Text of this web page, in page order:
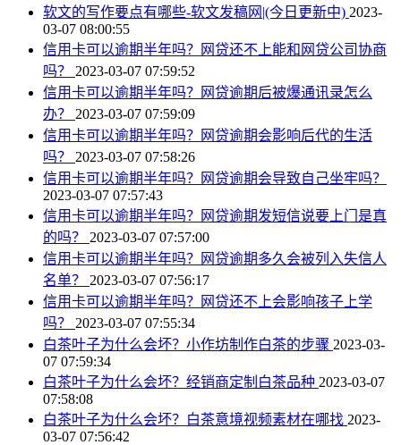
软文的写作要点有哪些-软文发稿网|(今日更新中) 2023-
03-07 08:00:55
信用卡可以逾期半年吗？网贷还不上能和网贷公司协商
吗？ 2023-03-07 07:59:52
信用卡可以逾期半年吗？网贷逾期后被爆通讯录怎么
办？ 2023-03-07 07:59:09
信用卡可以逾期半年吗？网贷逾期会影响后代的生活
吗？ 2023-03-07 07:58:26
信用卡可以逾期半年吗？网贷逾期会导致自己坐牢吗？
2023-03-07 07:57:43
信用卡可以逾期半年吗？网贷逾期发短信说要上门是真
的吗？ 2023-03-07 07:57:00
信用卡可以逾期半年吗？网贷逾期多久会被列入失信人
名单？ 2023-03-07 07:56:17
信用卡可以逾期半年吗？网贷还不上会影响孩子上学
吗？ 2023-03-07 07:55:34
白茶叶子为什么会坏？小作坊制作白茶的步骤 2023-03-
07 07:59:34
白茶叶子为什么会坏？经销商定制白茶品种 2023-03-07
07:58:08
白茶叶子为什么会坏？白茶意境视频素材在哪找 2023-
03-07 07:56:42